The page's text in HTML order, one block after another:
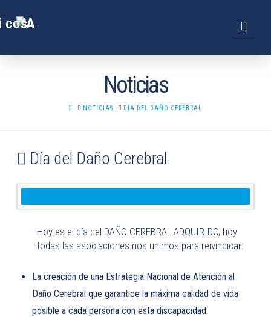
Noticias
HOMENOTICIAS DÍA DEL DAÑO CEREBRAL
Día del Daño Cerebral
Hoy es el día del DAÑO CEREBRAL ADQUIRIDO, hoy
todas las asociaciones nos unimos para reivindicar:
La creación de una Estrategia Nacional de Atención al
Daño Cerebral que garantice la máxima calidad de vida
posible a cada persona con esta discapacidad.